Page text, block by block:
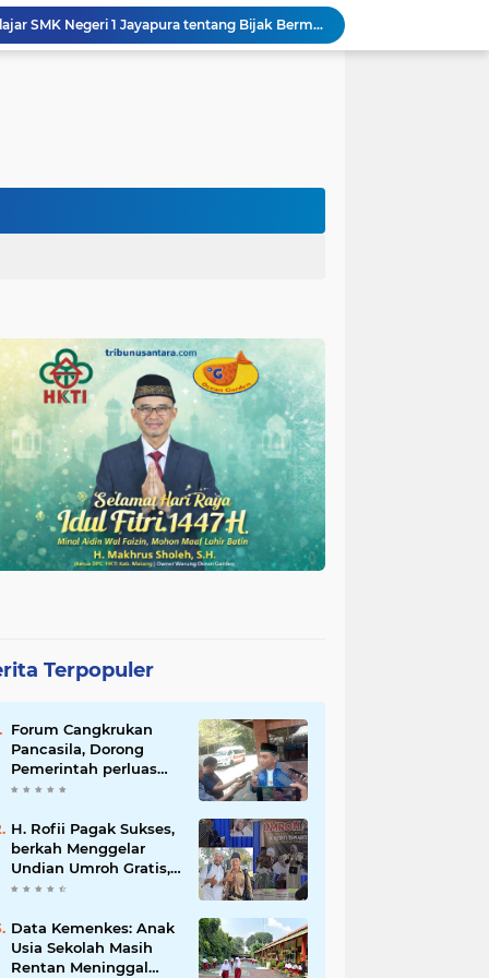
Polda Papua Edukasi Pelajar SMK Negeri 1 Jayapura tentang Bijak Bermedia Sosial dan Pencegahan Kejahatan Digital
Polres Pasuruan Tegaskan Penanganan Kasus Laka Lantas 2017 Telah Tuntas dan Berkekuatan Hukum Tetap
Langgar Aturan Imigrasi, 25 WN Vietnam Dideportasi Melalui Bandara Soekarno-Hatta
Terpopuler
Forum Cangkrukan
Pancasila, Dorong
Pemerintah perluas
intensif Perpajakan
UMKM.
H. Rofii Pagak Sukses,
berkah Menggelar
Undian Umroh Gratis,
Wujud Kepedulian
Data Kemenkes: Anak
Usia Sekolah Masih
Rentan Meninggal